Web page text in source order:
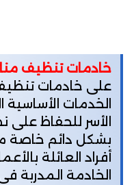
خادمات تنظيف
على خادمات
الخدمات الأساسية
الأسر للحفاظ على
بشكل دائم خاصة
أفراد العائلة
الخادمة المدربة